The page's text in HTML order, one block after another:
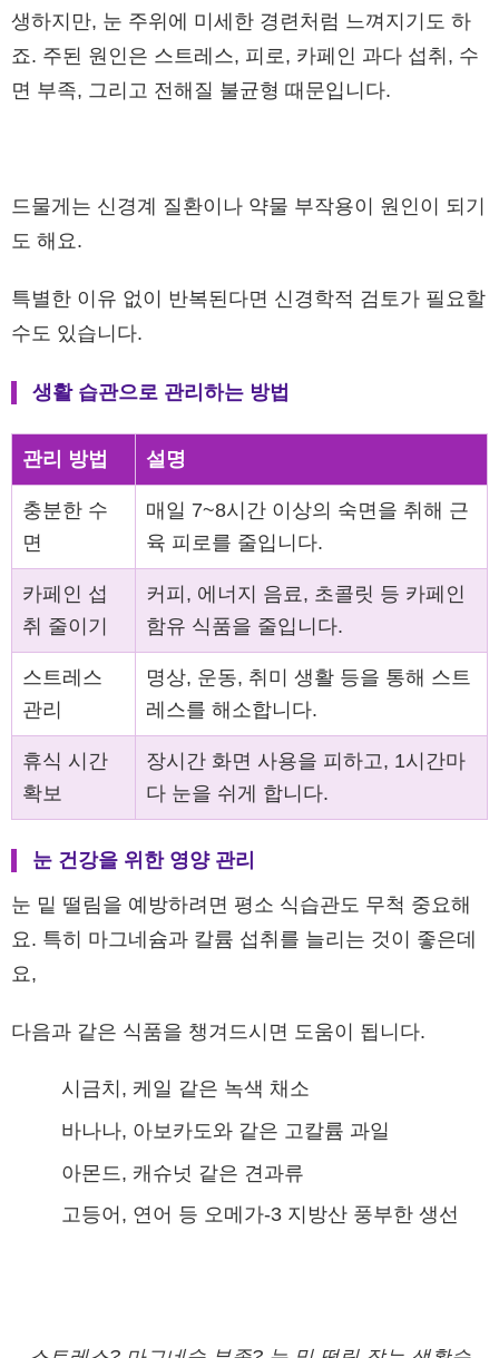
생하지만, 눈 주위에 미세한 경련처럼 느껴지기도 하
죠. 주된 원인은 스트레스, 피로, 카페인 과다 섭취, 수
면 부족, 그리고 전해질 불균형 때문입니다.
드물게는 신경계 질환이나 약물 부작용이 원인이 되기
도 해요.
특별한 이유 없이 반복된다면 신경학적 검토가 필요할
수도 있습니다.
생활 습관으로 관리하는 방법
관리 방법 설명
충분한 수
면
매일 7~8시간 이상의 숙면을 취해 근
육 피로를 줄입니다.
카페인 섭
취 줄이기
커피, 에너지 음료, 초콜릿 등 카페인
함유 식품을 줄입니다.
스트레스
관리
명상, 운동, 취미 생활 등을 통해 스트
레스를 해소합니다.
휴식 시간
확보
장시간 화면 사용을 피하고, 1시간마
다 눈을 쉬게 합니다.
눈 건강을 위한 영양 관리
눈 밑 떨림을 예방하려면 평소 식습관도 무척 중요해
요. 특히 마그네슘과 칼륨 섭취를 늘리는 것이 좋은데
요,
다음과 같은 식품을 챙겨드시면 도움이 됩니다.
시금치, 케일 같은 녹색 채소
바나나, 아보카도와 같은 고칼륨 과일
아몬드, 캐슈넛 같은 견과류
고등어, 연어 등 오메가-3 지방산 풍부한 생선